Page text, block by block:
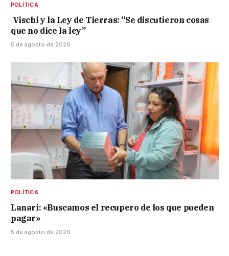
POLÍTICA
Vischi y la Ley de Tierras: “Se discutieron cosas
que no dice la ley”
5 de agosto de 2026
POLÍTICA
Lanari: «Buscamos el recupero de los que pueden
pagar»
5 de agosto de 2026